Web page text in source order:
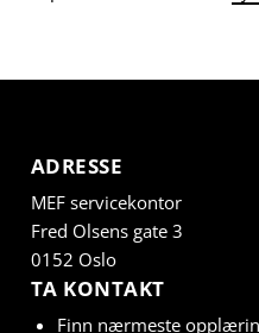
ADRESSE
MEF servicekontor
Fred Olsens gate 3
0152 Oslo
TA KONTAKT
Finn nærmeste